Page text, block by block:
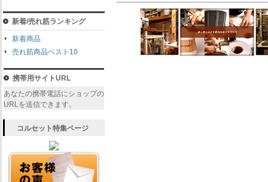
新着/売れ筋ランキング
新着商品
売れ筋商品ベスト10
携帯用サイトURL
あなたの携帯電話にショップの
URLを送信できます。
コルセット特集ページ